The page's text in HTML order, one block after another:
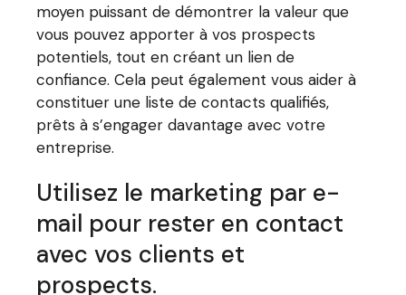
moyen puissant de démontrer la valeur que
vous pouvez apporter à vos prospects
potentiels, tout en créant un lien de
confiance. Cela peut également vous aider à
constituer une liste de contacts qualifiés,
prêts à s’engager davantage avec votre
entreprise.
Utilisez le marketing par e-
mail pour rester en contact
avec vos clients et
prospects.